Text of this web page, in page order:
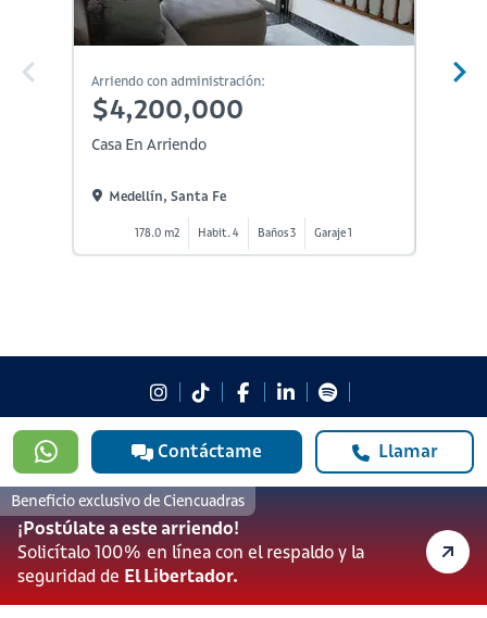
Contáctame Llamar
Beneficio exclusivo de Ciencuadras
¡Postúlate a este arriendo!
Solicítalo 100% en línea con el respaldo y la
seguridad de El Libertador.
Arriendo con administración:
$4,200,000
Casa En Arriendo
Medellín, Santa Fe
178.0 m2 Habit. 4 Baños 3 Garaje 1
#923
601 3905331
lineadesoporte923@serviciosbolivar.com
Canales de preferencia
Preguntas frecuentes